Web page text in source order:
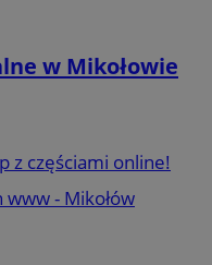
w Mikołowie
z częściami online!
- Mikołów